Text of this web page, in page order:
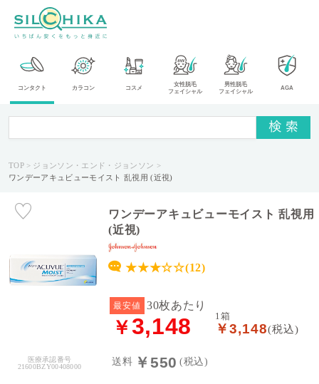
コンタクト カラコン コスメ
女性脱毛
フェイシャル
男性脱毛
フェイシャル
AGA
TOP
ジョンソン・エンド・ジョンソン
ワンデーアキュビューモイスト 乱視用 (近視)
医療承認番号
21600BZY00408000
ワンデーアキュビューモイスト 乱視用
(近視)
★★★☆☆(12)
送料 ￥550 (税込)
最安値 30枚あたり
￥3,148 1箱
￥3,148(税込)
カ
テ
ゴ
メ
ー
ー
イ
プ
処